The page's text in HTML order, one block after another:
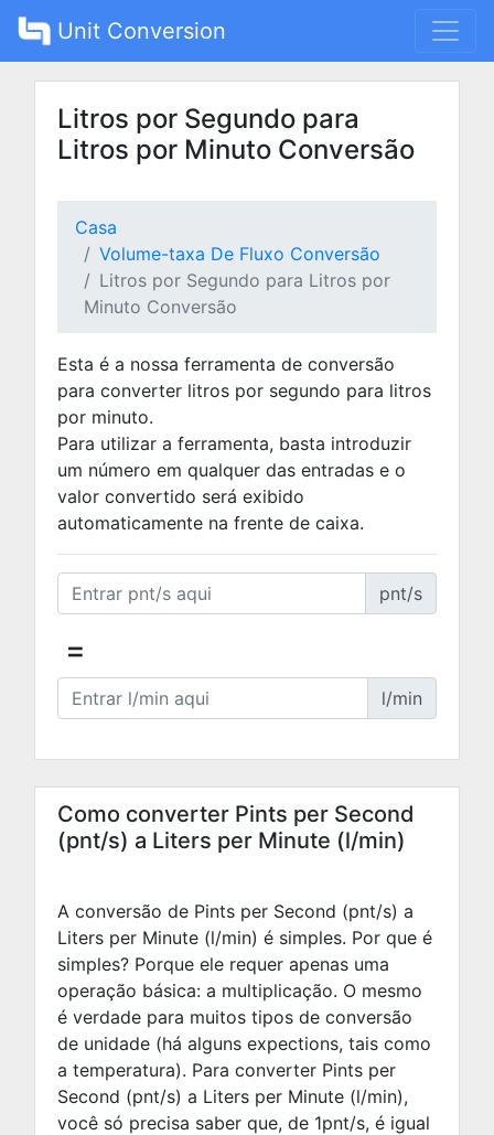
Unit Conversion
Litros por Segundo para
Litros por Minuto Conversão
Casa
Volume-taxa De Fluxo Conversão
Litros por Segundo para Litros por
Minuto Conversão
Esta é a nossa ferramenta de conversão
para converter litros por segundo para litros
por minuto.
Para utilizar a ferramenta, basta introduzir
um número em qualquer das entradas e o
valor convertido será exibido
automaticamente na frente de caixa.
pnt/s
=
l/min
Como converter Pints per Second
(pnt/s) a Liters per Minute (l/min)
A conversão de Pints per Second (pnt/s) a
Liters per Minute (l/min) é simples. Por que é
simples? Porque ele requer apenas uma
operação básica: a multiplicação. O mesmo
é verdade para muitos tipos de conversão
de unidade (há alguns expections, tais como
a temperatura). Para converter Pints per
Second (pnt/s) a Liters per Minute (l/min),
você só precisa saber que, de 1pnt/s, é igual